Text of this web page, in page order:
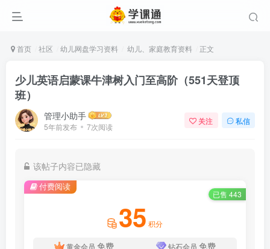
首页 社区 幼儿网盘学习资料 幼儿、家庭教育资料 正文
少儿英语启蒙课牛津树入门至高阶（551天登顶
班）
管理小助手
5年前发布 7次阅读
关注 私信
该帖子内容已隐藏
付费阅读
已售 443
35 积分
黄金会员 免费 钻石会员 免费